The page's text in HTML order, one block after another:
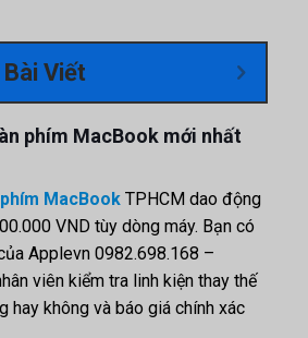
Viết
phím MacBook mới nhất
MacBookTPHCM dao động
VND tùy dòng máy. Bạn có
Applevn 0982.698.168 –
viên kiểm tra linh kiện thay thế
hay không và báo giá chính xác